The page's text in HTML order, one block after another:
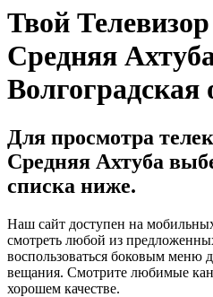
Твой
Средняя
Волгоградская
Для просмотра
Средняя Ахтуба
списка ниже.
Наш сайт доступен на
смотреть любой из
воспользоваться боковым меню
вещания. Смотрите любимые
хорошем качестве.